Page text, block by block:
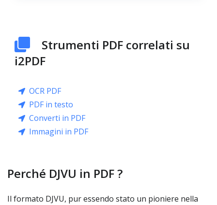
Strumenti PDF correlati su
i2PDF
OCR PDF
PDF in testo
Converti in PDF
Immagini in PDF
Perché DJVU in PDF ?
Il formato DJVU, pur essendo stato un pioniere nella